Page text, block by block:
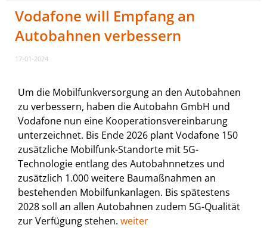
Vodafone will Empfang an
Autobahnen verbessern
17-01-2024
Um die Mobilfunkversorgung an den Autobahnen
zu verbessern, haben die Autobahn GmbH und
Vodafone nun eine Kooperationsvereinbarung
unterzeichnet. Bis Ende 2026 plant Vodafone 150
zusätzliche Mobilfunk-Standorte mit 5G-
Technologie entlang des Autobahnnetzes und
zusätzlich 1.000 weitere Baumaßnahmen an
bestehenden Mobilfunkanlagen. Bis spätestens
2028 soll an allen Autobahnen zudem 5G-Qualität
zur Verfügung stehen. weiter